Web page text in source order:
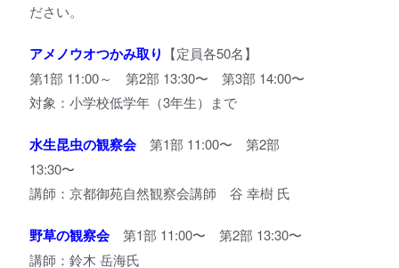
ださい。
アメノウオつかみ取り 【定員各50名】
第1部 11:00～ 第2部 13:30〜 第3部 14:00〜
対象：小学校低学年（3年生）まで
水生昆虫の観察会第1部 11:00〜 第2部
13:30〜
講師：京都御苑自然観察会講師 谷 幸樹 氏
野草の観察会第1部 11:00〜 第2部 13:30〜
講師：鈴木 岳海氏